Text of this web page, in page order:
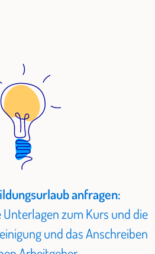
anfragen:
zum Kurs und die
und das Anschreiben